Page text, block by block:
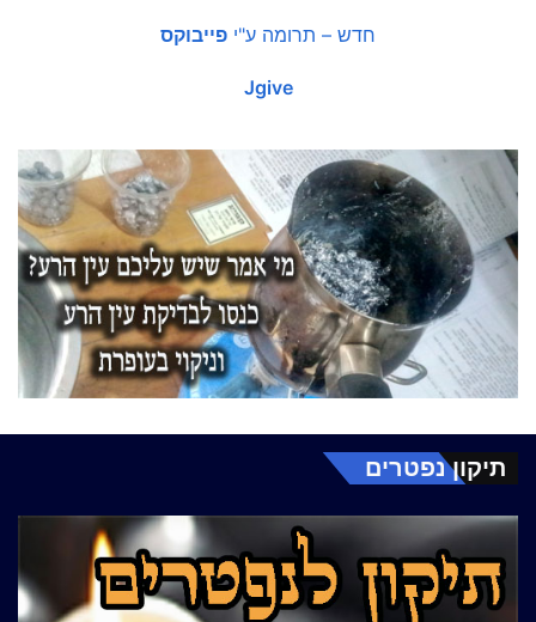
חדש – תרומה ע"י פייבוקס
Jgive
תיקון נפטרים